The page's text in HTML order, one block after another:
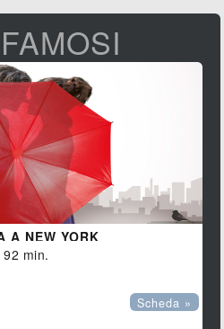
A NEW YORK
92 min.
Scheda »